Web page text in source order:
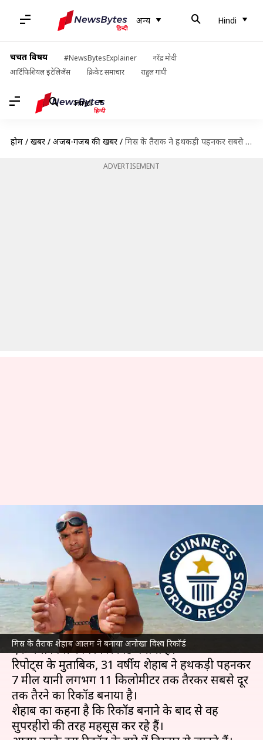
अन्य Hindi
चर्चित विषय #NewsBytesExplainer
नरेंद्र मोदी
आर्टिफिशियल इंटेलिजेंस
क्रिकेट समाचार राहुल गांधी
Hindi
होम / खबरें / अजब-गजब की खबरें / मिस्र के तैराक ने हथकड़ी पहनकर सबसे अधिक दूरी तक तैरकर बनाया विश्व रिकॉर्ड
ADVERTISEMENT
मिस्र के तैराक शेहाब आलम ने बनाया अनोखा विश्व रिकॉर्ड
मिस्र के तैराक ने हथकड़ी पहनकर
सबसे अधिक दूरी तक तैरकर बनाया
विश्व रिकॉर्ड
Apr 05, 2023 12:20 pm
क्या है खबर?
मिस्रके तैराक शेहाब आलम ने अपने बेहतरीन कौशल से
एक नया गिनीज विश्व रिकॉर्ड बनाया है।
रिपोर्ट्स के मुताबिक, 31 वर्षीय शेहाब ने हथकड़ी पहनकर
7 मील यानी लगभग 11 किलोमीटर तक तैरकर सबसे दूर
तक तैरने का रिकॉर्ड बनाया है।
शेहाब का कहना है कि रिकॉर्ड बनाने के बाद से वह
सुपरहीरो की तरह महसूस कर रहे हैं।